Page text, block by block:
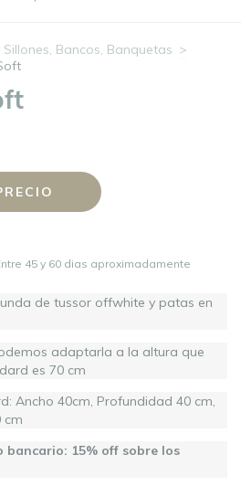
Sillones, Bancos, Banquetas >
45 y 60 dias aproximadamente
de tussor offwhite y patas en
adaptarla a la altura que
es 70 cm
Ancho 40cm, Profundidad 40 cm,
cm
bancario: 15% off sobre los